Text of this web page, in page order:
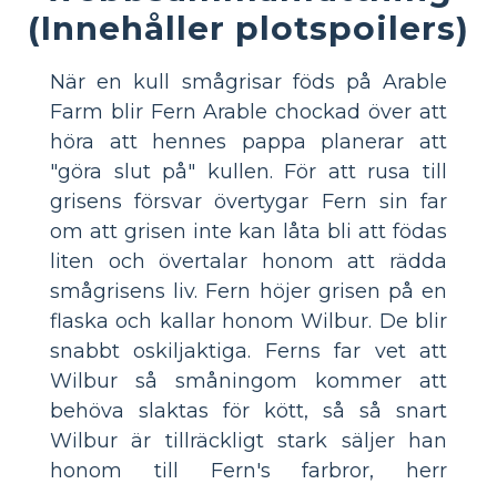
(Innehåller plotspoilers)
När en kull smågrisar föds på Arable
Farm blir Fern Arable chockad över att
höra att hennes pappa planerar att
"göra slut på" kullen. För att rusa till
grisens försvar övertygar Fern sin far
om att grisen inte kan låta bli att födas
liten och övertalar honom att rädda
smågrisens liv. Fern höjer grisen på en
flaska och kallar honom Wilbur. De blir
snabbt oskiljaktiga. Ferns far vet att
Wilbur så småningom kommer att
behöva slaktas för kött, så så snart
Wilbur är tillräckligt stark säljer han
honom till Fern's farbror, herr